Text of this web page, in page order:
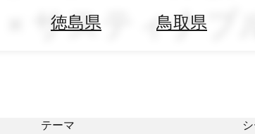
徳島県 鳥取県
× サスティナ
テーマ